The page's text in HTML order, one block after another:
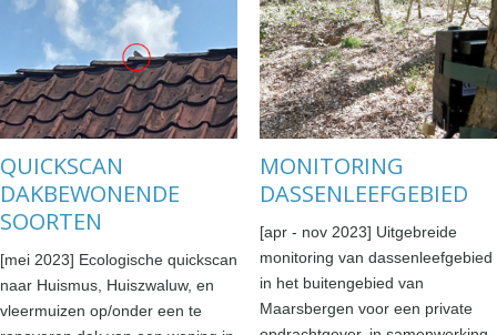
QUICKSCAN
DAKBEWONENDE
SOORTEN
[mei 2023] Ecologische quickscan
naar Huismus, Huiszwaluw, en
vleermuizen op/onder een te
MONITORING
DASSENLEEFGEBIED
[apr - nov 2023] Uitgebreide
monitoring van dassenleefgebied
in het buitengebied van
Maarsbergen voor een private